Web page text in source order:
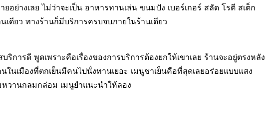
อย่างเลย ไม่ว่าจะเป็น อาหารทานเล่น ขนมปัง เบอร์เกอร์ สลัด โรตี สเต็ก
เดียว ทางร้านก็มีบริการครบจบภายในร้านเดียว
การดี พูดเพราะคือเรื่องของการบริการต้องยกให้เขาเลย ร้านจะอยู่ตรงหลัง
นเมืองที่ตกเย็นมีคนไปนั่งทานเยอะ เมนูชาเย็นคือที่สุดเลยอร่อยแบบแสง
วานกลมกล่อม เมนูยำแนะนำให้ลอง